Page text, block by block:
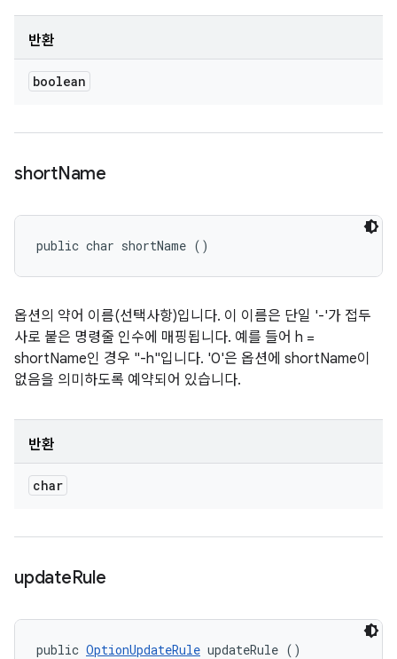
반환
boolean
shortName
public char shortName ()
옵션의 약어 이름(선택사항)입니다. 이 이름은 단일 '-'가 접두
사로 붙은 명령줄 인수에 매핑됩니다. 예를 들어 h =
shortName인 경우 "-h"입니다. '0'은 옵션에 shortName이
없음을 의미하도록 예약되어 있습니다.
반환
char
updateRule
public OptionUpdateRule updateRule ()